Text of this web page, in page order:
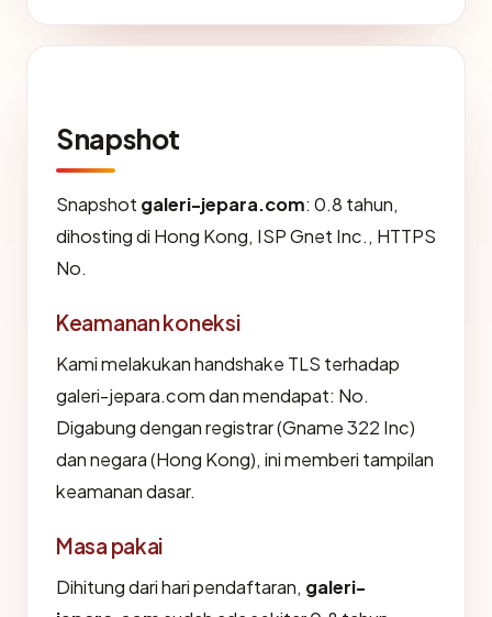
Snapshot
Snapshot galeri-jepara.com: 0.8 tahun,
dihosting di Hong Kong, ISP Gnet Inc., HTTPS
No.
Keamanan koneksi
Kami melakukan handshake TLS terhadap
galeri-jepara.com dan mendapat: No.
Digabung dengan registrar (Gname 322 Inc)
dan negara (Hong Kong), ini memberi tampilan
keamanan dasar.
Masa pakai
Dihitung dari hari pendaftaran, galeri-